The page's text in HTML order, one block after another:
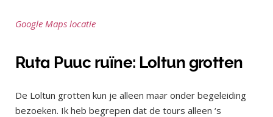
Google Maps locatie
Ruta Puuc ruïne: Loltun grotten
De Loltun grotten kun je alleen maar onder begeleiding
bezoeken. Ik heb begrepen dat de tours alleen ‘s